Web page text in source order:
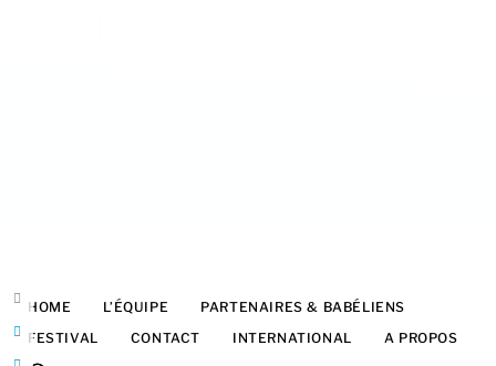
HOME L’ÉQUIPE
PARTENAIRES & BABÉLIENS
FESTIVAL
CONTACT INTERNATIONAL A PROPOS